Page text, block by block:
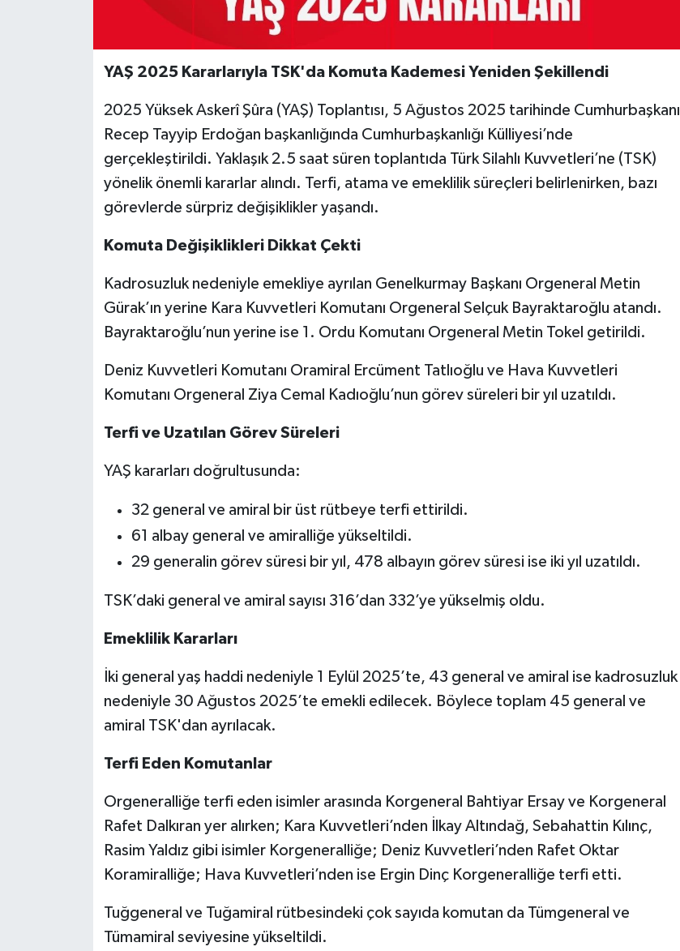
YAŞ 2025 Kararlarıyla TSK'da Komuta Kademesi Yeniden Şekillendi
2025 Yüksek Askerî Şûra (YAŞ) Toplantısı, 5 Ağustos 2025 tarihinde Cumhurbaşkanı
Recep Tayyip Erdoğan başkanlığında Cumhurbaşkanlığı Külliyesi’nde
gerçekleştirildi. Yaklaşık 2.5 saat süren toplantıda Türk Silahlı Kuvvetleri’ne (TSK)
yönelik önemli kararlar alındı. Terfi, atama ve emeklilik süreçleri belirlenirken, bazı
görevlerde sürpriz değişiklikler yaşandı.
Komuta Değişiklikleri Dikkat Çekti
Kadrosuzluk nedeniyle emekliye ayrılan Genelkurmay Başkanı Orgeneral Metin
Gürak’ın yerine Kara Kuvvetleri Komutanı Orgeneral Selçuk Bayraktaroğlu atandı.
Bayraktaroğlu’nun yerine ise 1. Ordu Komutanı Orgeneral Metin Tokel getirildi.
Deniz Kuvvetleri Komutanı Oramiral Ercüment Tatlıoğlu ve Hava Kuvvetleri
Komutanı Orgeneral Ziya Cemal Kadıoğlu’nun görev süreleri bir yıl uzatıldı.
Terfi ve Uzatılan Görev Süreleri
YAŞ kararları doğrultusunda:
32 general ve amiral bir üst rütbeye terfi ettirildi.
61 albay general ve amiralliğe yükseltildi.
29 generalin görev süresi bir yıl, 478 albayın görev süresi ise iki yıl uzatıldı.
TSK’daki general ve amiral sayısı 316’dan 332’ye yükselmiş oldu.
Emeklilik Kararları
İki general yaş haddi nedeniyle 1 Eylül 2025’te, 43 general ve amiral ise kadrosuzluk
nedeniyle 30 Ağustos 2025’te emekli edilecek. Böylece toplam 45 general ve
amiral TSK'dan ayrılacak.
Terfi Eden Komutanlar
Orgeneralliğe terfi eden isimler arasında Korgeneral Bahtiyar Ersay ve Korgeneral
Rafet Dalkıran yer alırken; Kara Kuvvetleri’nden İlkay Altındağ, Sebahattin Kılınç,
Rasim Yaldız gibi isimler Korgeneralliğe; Deniz Kuvvetleri’nden Rafet Oktar
Koramiralliğe; Hava Kuvvetleri’nden ise Ergin Dinç Korgeneralliğe terfi etti.
Tuğgeneral ve Tuğamiral rütbesindeki çok sayıda komutan da Tümgeneral ve
Tümamiral seviyesine yükseltildi.